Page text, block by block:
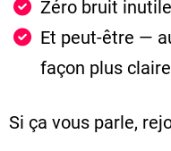
Zéro bruit
Et peut-être —
façon plus
Si ça vous parle,